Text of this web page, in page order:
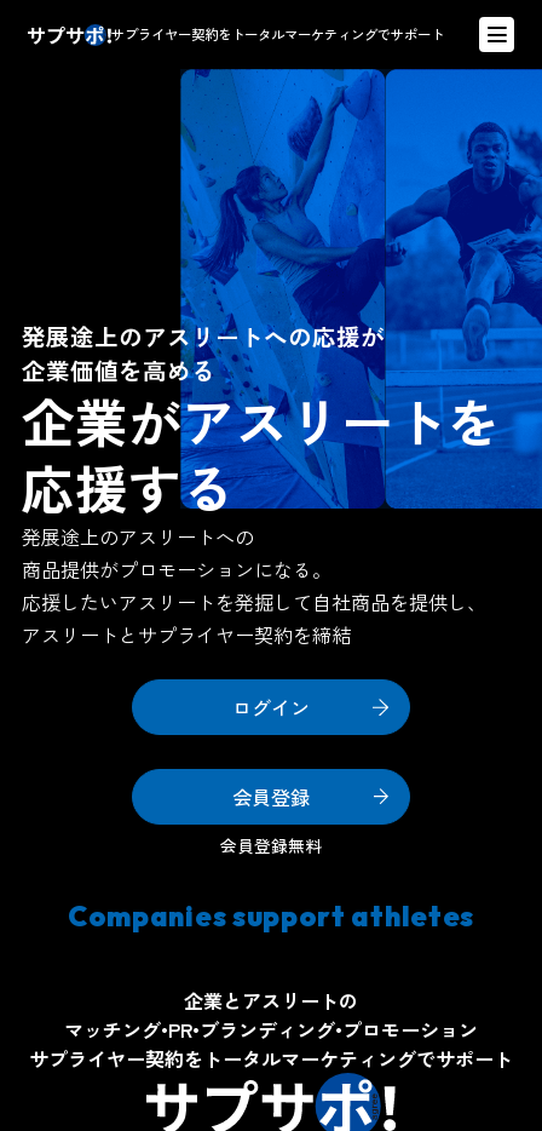
サプライヤー契約をトータルマーケティングでサポート
発展途上のアスリートへの応援が
企業価値を高める
企業がアスリートを
応援する
発展途上のアスリートへの
商品提供がプロモーションになる。
応援したいアスリートを発掘して自社商品を提供し、
アスリートとサプライヤー契約を締結
ログイン
会員登録
会員登録無料
Companies support athletes
企業とアスリートの
マッチング•PR•ブランディング•プロモーション
サプライヤー契約をトータルマーケティングでサポート